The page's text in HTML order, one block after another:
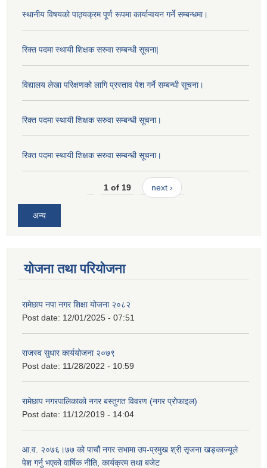
स्थानीय विषयको पाठ्यक्रम पूर्ण रूपमा कार्यान्वयन गर्ने सम्बन्धमा।
रिक्त पदमा स्थायी शिक्षक सरुवा सम्बन्धी सूचना|
विद्यालय लेखा परिक्षणको लागि प्रस्ताव पेश गर्ने सम्बन्धी सूचना।
रिक्त पदमा स्थायी शिक्षक सरुवा सम्बन्धी सूचना।
रिक्त पदमा स्थायी शिक्षक सरुवा सम्बन्धी सूचना।
1 of 19 next ›
अन्य
योजना तथा परियोजना
रामेछाप नपा नगर शिक्षा योजना २०८२
Post date: 12/01/2025 - 07:51
राजस्व सुधार कार्ययोजना २०७९
Post date: 11/28/2022 - 10:59
रामेछाप नगरपालिकाको नगर बस्तुगत विवरण (नगर प्रोफाइल)
Post date: 11/12/2019 - 14:04
आ.व. २०७६।७७ को पाचौं नगर सभामा उप-प्रमुख श्री सृजना खड्काज्यूले
पेश गर्नु भएको वार्षिक नीति, कार्यक्रम तथा बजेट